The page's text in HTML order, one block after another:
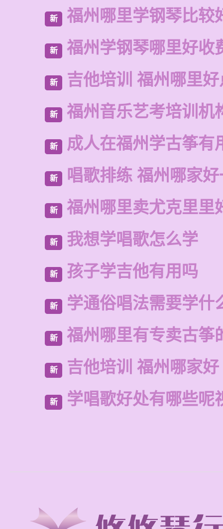
新 福州哪里学钢琴比较
新 福州学钢琴哪里好收
新 吉他培训 福州哪里好
新 福州音乐艺考培训机
新 成人在福州学古筝有
新 唱歌排练 福州哪家
新 福州哪里卖尤克里里
新 我想学唱歌怎么学
新 孩子学吉他有用吗
新 学通俗唱法需要学什
新 福州哪里有专卖古筝
新 吉他培训 福州哪家好
新 学唱歌好处有哪些呢